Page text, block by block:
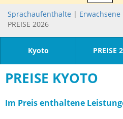
Sprachaufenthalte | Erwachsene
PREISE 2026
Kyoto PREISE
PREISE KYOTO
Im Preis enthaltene